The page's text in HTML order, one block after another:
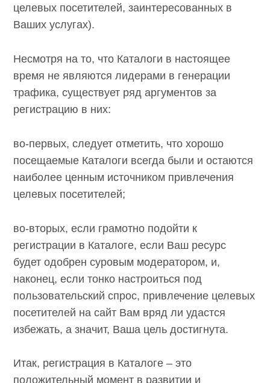
(определенного количества целевых
посетителей, заинтересованных в Ваших
Несмотря на то, что Каталоги в настоящее
время не являются лидерами в генерации
трафика, существует ряд аргументов за
во-первых, следует отметить, что хорошо
посещаемые Каталоги всегда были и
остаются наиболее ценным источником
во-вторых, если грамотно подойти к
регистрации в Каталоге, если Ваш ресурс
будет одобрен суровым модератором, и,
наконец, если тонко настроиться под
пользовательский спрос, привлечение
целевых посетителей на сайт Вам вряд ли
достигнута.